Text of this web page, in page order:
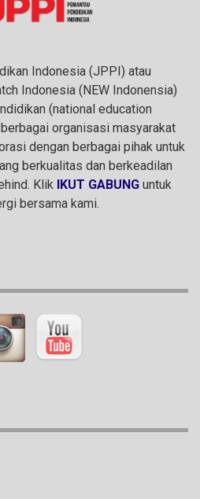
Indonesia (JPPI) atau
Indonesia (NEW Indonensia)
(national education
organisasi masyarakat
dengan berbagai pihak untuk
berkualitas dan berkeadilan
Klik IKUT GABUNG untuk
bersama kami.